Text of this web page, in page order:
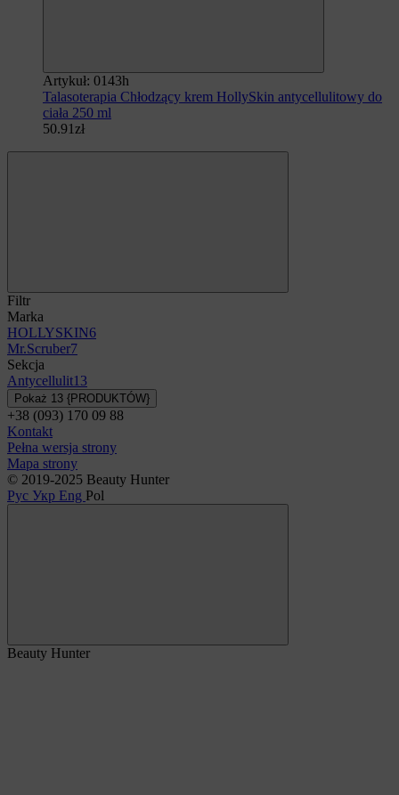
Artykuł: 0143h
Talasoterapia Chłodzący krem HollySkin ​​antycellulitowy do
ciała 250 ml
50.91zł
Filtr
Marka
HOLLYSKIN6
Mr.Scruber7
Sekcja
Antycellulit13
Pokaż 13 {PRODUKTÓW}
+38 (093) 170 09 88
Kontakt
Pełna wersja strony
Mapa strony
© 2019-2025 Beauty Hunter
Рус Укр Eng Pol
Beauty Hunter